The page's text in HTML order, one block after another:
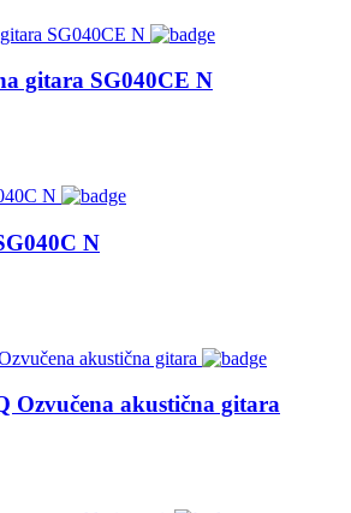
gitara SG040CE N
N
Ozvučena akustična gitara